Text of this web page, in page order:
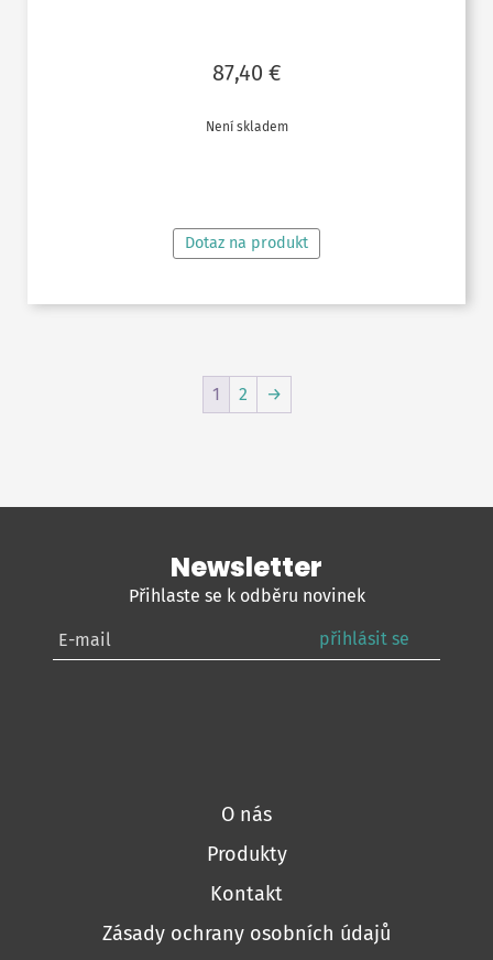
87,40 €
Není skladem
Dotaz na produkt
1 2 →
Newsletter
Přihlaste se k odběru novinek
přihlásit se
O nás
Produkty
Kontakt
Zásady ochrany osobních údajů